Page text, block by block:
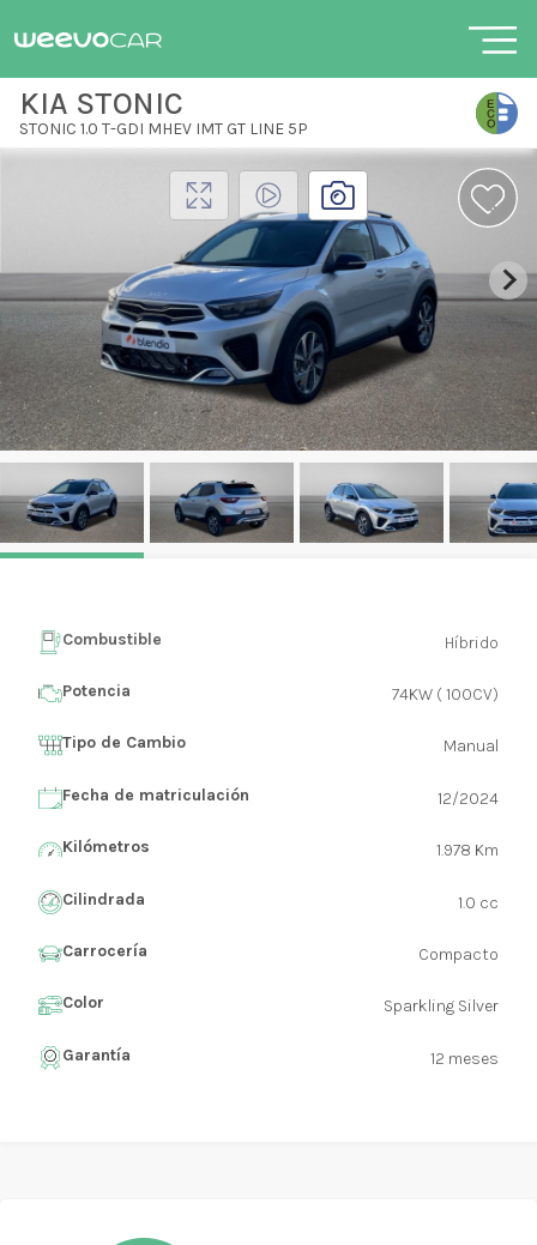
KIA STONIC
STONIC 1.0 T-GDI MHEV IMT GT LINE 5P
Combustible Híbrido
Potencia 74KW ( 100CV)
Tipo de Cambio Manual
Fecha de matriculación 12/2024
Kilómetros 1.978 Km
Cilindrada 1.0 cc
Carrocería Compacto
Color Sparkling Silver
Garantía 12 meses